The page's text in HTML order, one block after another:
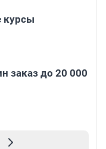
курсы
заказ до 20 000